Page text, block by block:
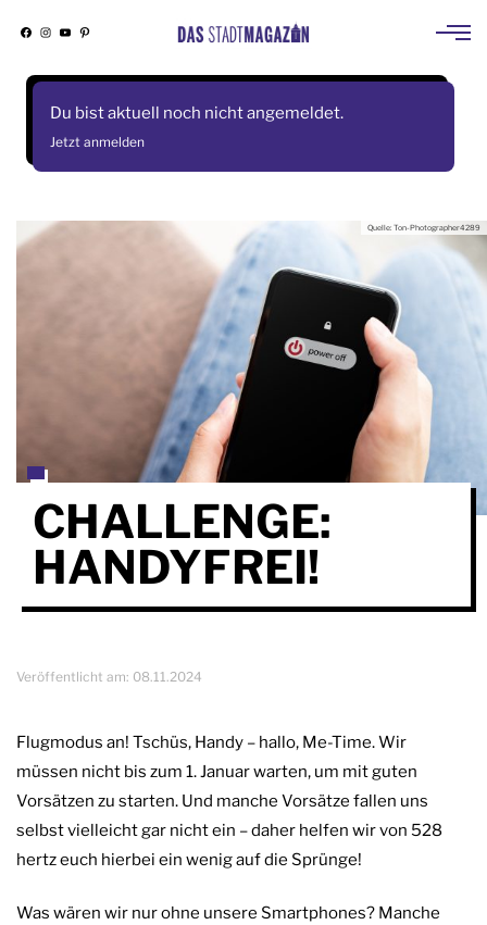
Skip
Facebook
Instagram
YouTube
Pinterest
Du bist aktuell noch nicht angemeldet.
Jetzt anmelden
Quelle: Ton-Photographer4289
CHALLENGE:
HANDYFREI!
Veröffentlicht am: 08.11.2024
Flugmodus an! Tschüs, Handy – hallo, Me-Time. Wir
müssen nicht bis zum 1. Januar warten, um mit guten
Vorsätzen zu starten. Und manche Vorsätze fallen uns
selbst vielleicht gar nicht ein – daher helfen wir von 528
hertz euch hierbei ein wenig auf die Sprünge!
Was wären wir nur ohne unsere Smartphones? Manche